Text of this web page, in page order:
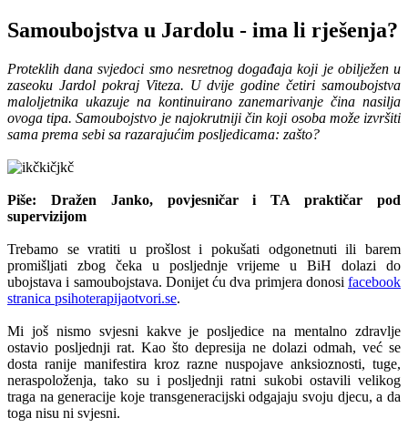
Samoubojstva u Jardolu - ima li rješenja?
Proteklih dana svjedoci smo nesretnog događaja koji je obilježen u
zaseoku Jardol pokraj Viteza. U dvije godine četiri samoubojstva
maloljetnika ukazuje na kontinuirano zanemarivanje čina nasilja
ovoga tipa. Samoubojstvo je najokrutniji čin koji osoba može izvršiti
sama prema sebi sa razarajućim posljedicama: zašto?
Piše: Dražen Janko, povjesničar i TA praktičar pod
supervizijom
Trebamo se vratiti u prošlost i pokušati odgonetnuti ili barem
promišljati zbog čeka u posljednje vrijeme u BiH dolazi do
ubojstava i samoubojstava. Donijet ću dva primjera donosi facebook
stranica psihoterapijaotvori.se.
Mi još nismo svjesni kakve je posljedice na mentalno zdravlje
ostavio posljednji rat. Kao što depresija ne dolazi odmah, već se
dosta ranije manifestira kroz razne nuspojave anksioznosti, tuge,
neraspoloženja, tako su i posljednji ratni sukobi ostavili velikog
traga na generacije koje transgeneracijski odgajaju svoju djecu, a da
toga nisu ni svjesni.